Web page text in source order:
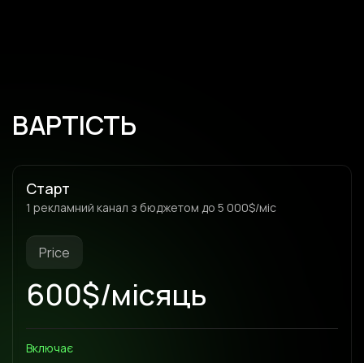
ВАРТІСТЬ
Старт
1 рекламний канал з бюджетом до 5 000$/міс
Price
600$/місяць
Включає